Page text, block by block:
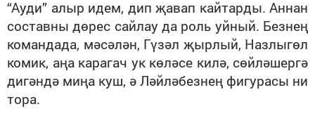
“Ауди” алыр идем, дип җавап кайтарды. Аннан
составны дөрес сайлау да роль уйный. Безнең
командада, мәсәлән, Гүзәл җырлый, Назлыгөл
комик, аңа карагач ук көләсе килә, сөйләшергә
дигәндә миңа куш, ә Ләйләбезнең фигурасы ни
тора.